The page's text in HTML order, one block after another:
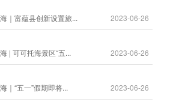
2023-06-26
｜富蕴县创新设置旅...
2023-06-26
| 可可托海景区“五...
2023-06-26
｜“五一”假期即将...